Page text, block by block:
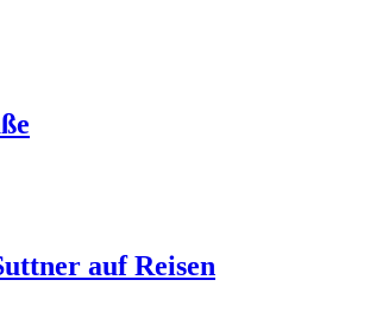
auf Reisen